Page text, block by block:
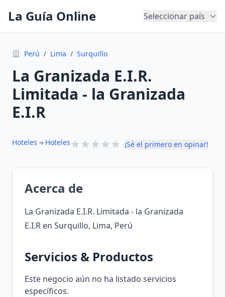
La Guía Online Seleccionar país
Perú / Lima / Surquillo
La Granizada E.I.R.
Limitada - la Granizada
E.I.R
Hoteles Hoteles ¡Sé el primero en opinar!
Acerca de
La Granizada E.I.R. Limitada - la Granizada
E.I.R en Surquillo, Lima, Perú
Servicios & Productos
Este negocio aún no ha listado servicios
específicos.